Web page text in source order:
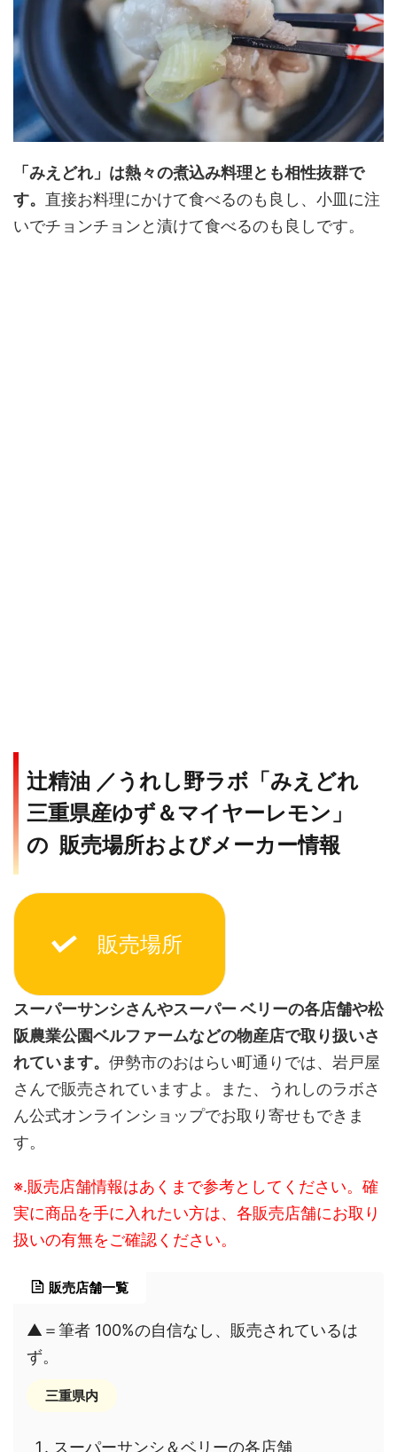
「みえどれ」は熱々の煮込み料理とも相性抜群で
す。 直接お料理にかけて食べるのも良し、小皿に注
いでチョンチョンと漬けて食べるのも良しです。
辻精油 ／うれし野ラボ「みえどれ
三重県産ゆず＆マイヤーレモン」
の 販売場所およびメーカー情報
販売場所
スーパーサンシさんやスーパー ベリーの各店舗や松
阪農業公園ベルファームなどの物産店で取り扱いさ
れています。 伊勢市のおはらい町通りでは、岩戸屋
さんで販売されていますよ。また、うれしのラボさ
ん公式オンラインショップでお取り寄せもできま
す。
※.販売店舗情報はあくまで参考としてください。確
実に商品を手に入れたい方は、各販売店舗にお取り
扱いの有無をご確認ください。
販売店舗一覧
▲＝筆者 100%の自信なし、販売されているは
ず。
三重県内
スーパーサンシ＆ベリーの各店舗